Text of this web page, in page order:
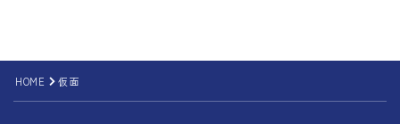
HOME 仮面